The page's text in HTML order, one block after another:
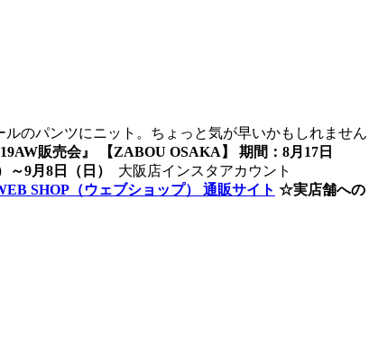
ルのパンツにニット。ちょっと気が早いかもしれません
販売会』 【ZABOU OSAKA】 期間：8月17日
9月8日（日）
大阪店インスタアカウント
SHOP（ウェブショップ） 通販サイト ☆実店舗への